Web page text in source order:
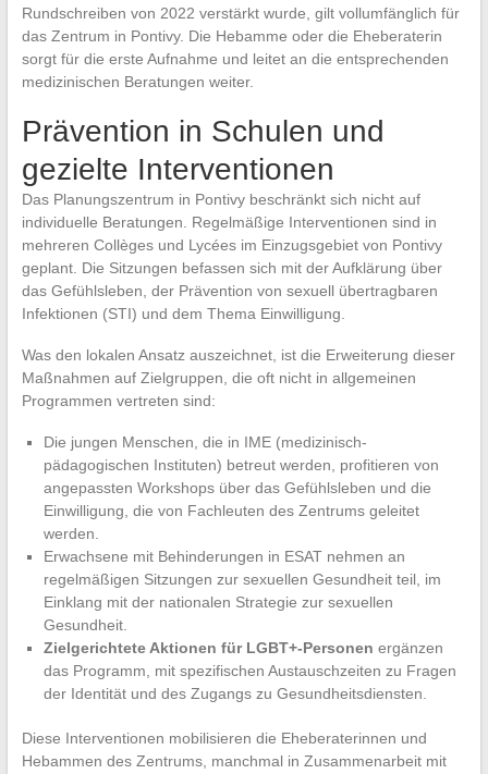
Rundschreiben von 2022 verstärkt wurde, gilt vollumfänglich für
das Zentrum in Pontivy. Die Hebamme oder die Eheberaterin
sorgt für die erste Aufnahme und leitet an die entsprechenden
medizinischen Beratungen weiter.
Prävention in Schulen und
gezielte Interventionen
Das Planungszentrum in Pontivy beschränkt sich nicht auf
individuelle Beratungen. Regelmäßige Interventionen sind in
mehreren Collèges und Lycées im Einzugsgebiet von Pontivy
geplant. Die Sitzungen befassen sich mit der Aufklärung über
das Gefühlsleben, der Prävention von sexuell übertragbaren
Infektionen (STI) und dem Thema Einwilligung.
Was den lokalen Ansatz auszeichnet, ist die Erweiterung dieser
Maßnahmen auf Zielgruppen, die oft nicht in allgemeinen
Programmen vertreten sind:
Die jungen Menschen, die in IME (medizinisch-
pädagogischen Instituten) betreut werden, profitieren von
angepassten Workshops über das Gefühlsleben und die
Einwilligung, die von Fachleuten des Zentrums geleitet
werden.
Erwachsene mit Behinderungen in ESAT nehmen an
regelmäßigen Sitzungen zur sexuellen Gesundheit teil, im
Einklang mit der nationalen Strategie zur sexuellen
Gesundheit.
Zielgerichtete Aktionen für LGBT+-Personen ergänzen
das Programm, mit spezifischen Austauschzeiten zu Fragen
der Identität und des Zugangs zu Gesundheitsdiensten.
Diese Interventionen mobilisieren die Eheberaterinnen und
Hebammen des Zentrums, manchmal in Zusammenarbeit mit